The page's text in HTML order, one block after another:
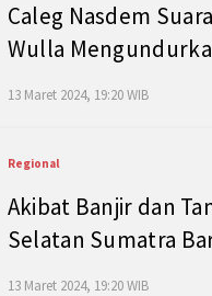
Caleg Nasdem
Wulla
13 Maret 2024, 19:20 WIB
Regional
Akibat Banjir dan
Selatan Sumatra
13 Maret 2024, 19:20 WIB